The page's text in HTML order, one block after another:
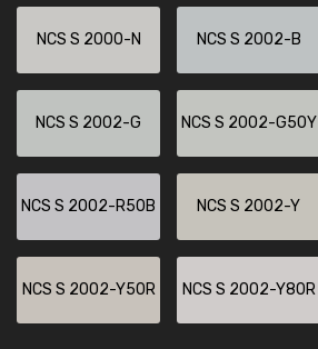
NCS S 2000-N NCS S 2002-B
NCS S 2002-G NCS S 2002-G50Y
NCS S 2002-R50B NCS S 2002-Y
NCS S 2002-Y50R NCS S 2002-Y80R